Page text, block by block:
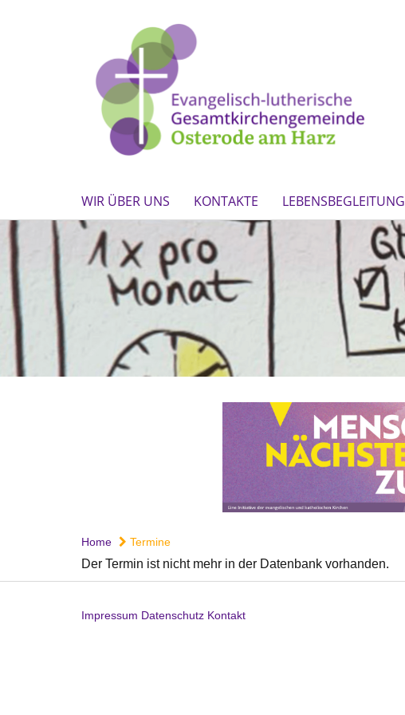
WIR ÜBER UNS KONTAKTE LEBENSBEGLEITUNG
Home Termine
Der Termin ist nicht mehr in der Datenbank vorhanden.
Impressum Datenschutz Kontakt